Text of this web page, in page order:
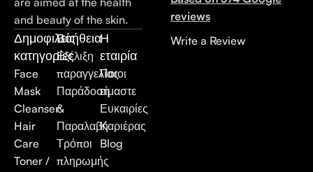
and beauty of the skin.
Δημοφιλείς
κατηγορίες
Face
Mask
Cleanser
Hair
Care
Toner /
Βοήθεια
Εξέλιξη
παραγγελίας
Παράδοση
&
Παραλαβή
Τρόποι
πληρωμής
Η
εταιρία
Ποιοι
είμαστε
Ευκαιρίες
Καριέρας
Blog
reviews
Write a Review